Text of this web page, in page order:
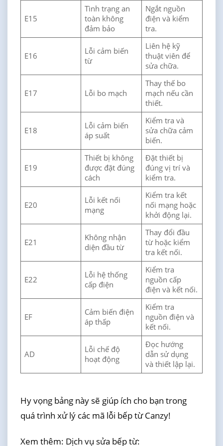
E15
Tình trạng an
toàn không
đảm bảo
Ngắt nguồn
điện và kiểm
tra.
E16
Lỗi cảm biến
từ
Liên hệ kỹ
thuật viên để
sửa chữa.
E17 Lỗi bo mạch
Thay thế bo
mạch nếu cần
thiết.
E18
Lỗi cảm biến
áp suất
Kiểm tra và
sửa chữa cảm
biến.
E19
Thiết bị không
được đặt đúng
cách
Đặt thiết bị
đúng vị trí và
kiểm tra.
E20
Lỗi kết nối
mạng
Kiểm tra kết
nối mạng hoặc
khởi động lại.
E21
Không nhận
diện đầu từ
Thay đổi đầu
từ hoặc kiểm
tra kết nối.
E22
Lỗi hệ thống
cấp điện
Kiểm tra
nguồn cấp
điện và kết nối.
EF
Cảm biến điện
áp thấp
Kiểm tra
nguồn điện và
kết nối.
AD
Lỗi chế độ
hoạt động
Đọc hướng
dẫn sử dụng
và thiết lập lại.
Hy vọng bảng này sẽ giúp ích cho bạn trong
quá trình xử lý các mã lỗi bếp từ Canzy!
Xem thêm: Dịch vụ sửa bếp từ: